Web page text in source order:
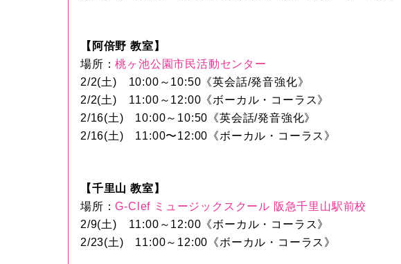
【阿倍野 教室】
場所：桃ヶ池公園市民活動センター
2/2(土) 10:00～10:50《英会話/発音強化》
2/2(土) 11:00～12:00《ボーカル・コーラス》
2/16(土) 10:00～10:50《英会話/発音強化》
2/16(土) 11:00〜12:00《ボーカル・コーラス》
【千里山 教室】
場所：G-Clef ミュージックスクール 阪急千里山駅前校
2/9(土) 11:00～12:00《ボーカル・コーラス》
2/23(土) 11:00～12:00《ボーカル・コーラス》